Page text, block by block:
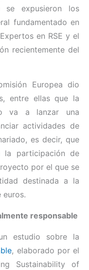
expusieron los
fundamentado en
en RSE y el
recientemente del
Europea dio
entre ellas que la
va a lanzar una
actividades de
es decir, que
la participación de
por el que se
destinada a la
euros.
responsable
estudio sobre la
, elaborado por el
Sustainability of